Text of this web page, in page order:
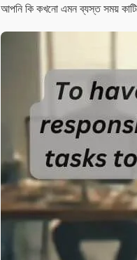
আপনি কি কখনো এমন ব্যস্ত সময়